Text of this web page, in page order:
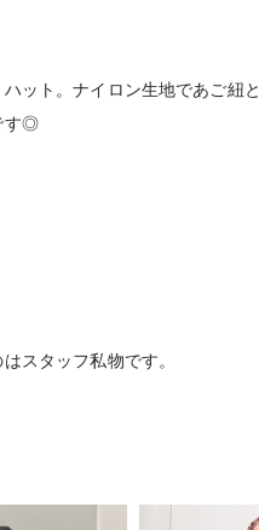
ット。ナイロン生地であご紐
す◎
スタッフ私物です。